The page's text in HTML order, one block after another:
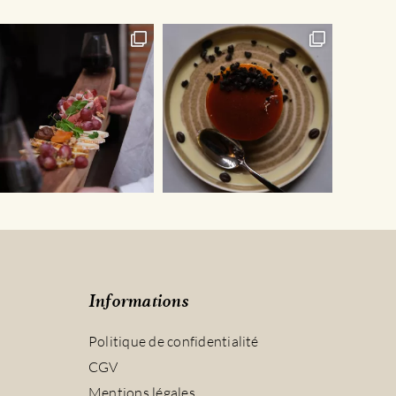
page
du
produit
Informations
Politique de confidentialité
CGV